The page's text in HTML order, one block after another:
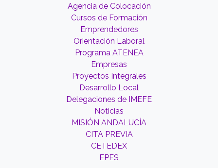
Agencia de Colocación
Cursos de Formación
Emprendedores
Orientación Laboral
Programa ATENEA
Empresas
Proyectos Integrales
Desarrollo Local
Delegaciones de IMEFE
Noticias
MISIÓN ANDALUCÍA
CITA PREVIA
CETEDEX
EPES